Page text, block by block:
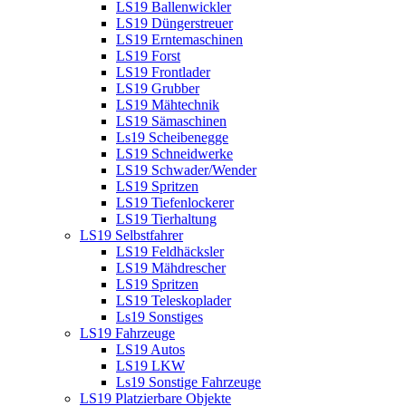
LS19 Ballenwickler
LS19 Düngerstreuer
LS19 Erntemaschinen
LS19 Forst
LS19 Frontlader
LS19 Grubber
LS19 Mähtechnik
LS19 Sämaschinen
Ls19 Scheibenegge
LS19 Schneidwerke
LS19 Schwader/Wender
LS19 Spritzen
LS19 Tiefenlockerer
LS19 Tierhaltung
LS19 Selbstfahrer
LS19 Feldhäcksler
LS19 Mähdrescher
LS19 Spritzen
LS19 Teleskoplader
Ls19 Sonstiges
LS19 Fahrzeuge
LS19 Autos
LS19 LKW
Ls19 Sonstige Fahrzeuge
LS19 Platzierbare Objekte